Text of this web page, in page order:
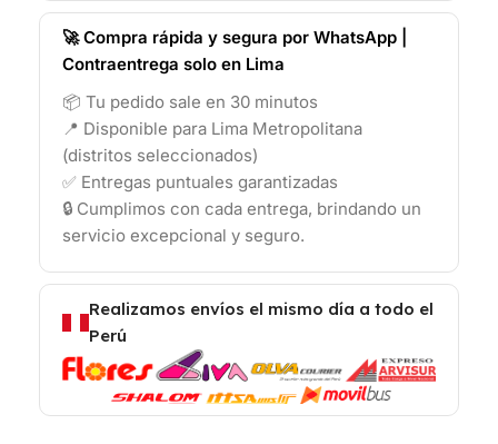
🚀 Compra rápida y segura por WhatsApp |
Contraentrega solo en Lima
📦 Tu pedido sale en 30 minutos
📍 Disponible para Lima Metropolitana
(distritos seleccionados)
✅ Entregas puntuales garantizadas
🔒 Cumplimos con cada entrega, brindando un
servicio excepcional y seguro.
Realizamos envíos el mismo día a todo el
Perú